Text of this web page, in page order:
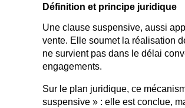
Définition et principe juridique
Une clause suspensive, aussi
vente. Elle soumet la réalisation
ne survient pas dans le délai
engagements.
Sur le plan juridique, ce
suspensive » : elle est conclue,